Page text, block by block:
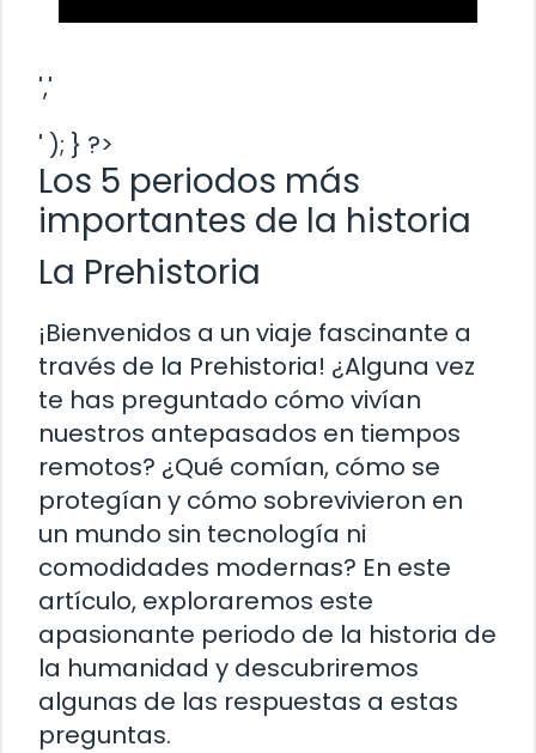
','
' ); } ?>
Los 5 periodos más
importantes de la historia
La Prehistoria
¡Bienvenidos a un viaje fascinante a
través de la Prehistoria! ¿Alguna vez
te has preguntado cómo vivían
nuestros antepasados en tiempos
remotos? ¿Qué comían, cómo se
protegían y cómo sobrevivieron en
un mundo sin tecnología ni
comodidades modernas? En este
artículo, exploraremos este
apasionante periodo de la historia de
la humanidad y descubriremos
algunas de las respuestas a estas
preguntas.